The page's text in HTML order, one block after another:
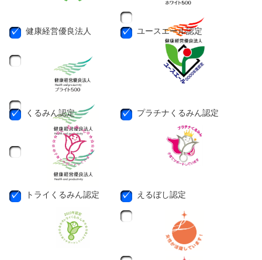
健康経営優良法人 ユースエール認定
くるみん認定 プラチナくるみん認定
トライくるみん認定 えるぼし認定